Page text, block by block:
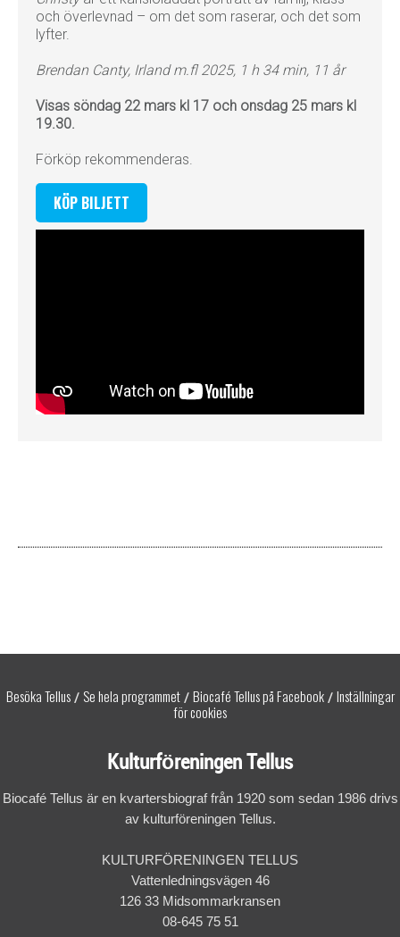
och överlevnad – om det som raserar, och det som
lyfter.
Brendan Canty, Irland m.fl 2025, 1 h 34 min, 11 år
Visas söndag 22 mars kl 17 och onsdag 25 mars kl
19.30.
Förköp rekommenderas.
KÖP BILJETT
Besöka Tellus/ Se hela programmet/ Biocafé Tellus på Facebook/ Inställningar
för cookies
Kulturföreningen Tellus
Biocafé Tellus är en kvartersbiograf från 1920 som sedan 1986 drivs
av kulturföreningen Tellus.
KULTURFÖRENINGEN TELLUS
Vattenledningsvägen 46
126 33 Midsommarkransen
08-645 75 51